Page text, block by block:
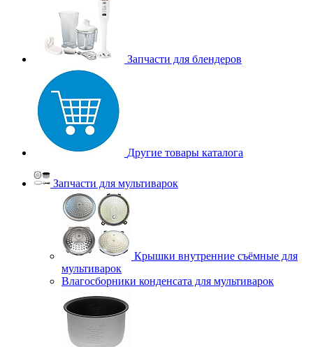
Запчасти для блендеров
Другие товары каталога
Запчасти для мультиварок
Крышки внутренние съёмные для
мультиварок
Влагосборники конденсата для мультиварок